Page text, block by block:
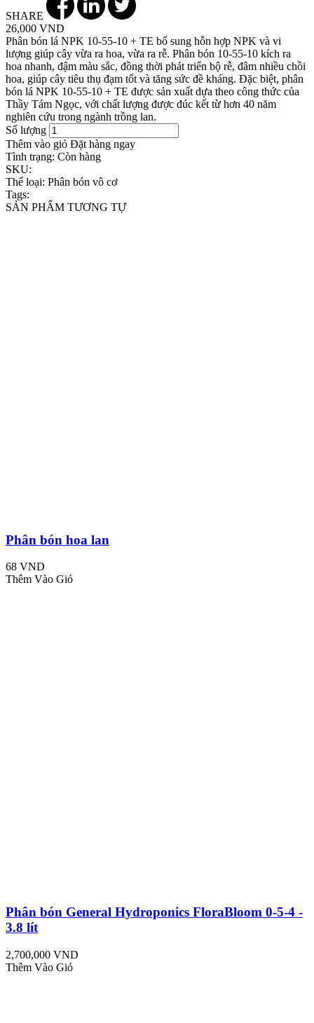
SHARE
26,000 VND
Phân bón lá NPK 10-55-10 + TE bổ sung hỗn hợp NPK và vi
lượng giúp cây vừa ra hoa, vừa ra rễ. Phân bón 10-55-10 kích ra
hoa nhanh, đậm màu sắc, đồng thời phát triển bộ rễ, đâm nhiều chồi
hoa, giúp cây tiêu thụ đạm tốt và tăng sức đề kháng. Đặc biệt, phân
bón lá NPK 10-55-10 + TE được sản xuất dựa theo công thức của
Thầy Tám Ngọc, với chất lượng được đúc kết từ hơn 40 năm
nghiên cứu trong ngành trồng lan.
Số lượng
Thêm vào giỏ Đặt hàng ngay
Tình trạng: Còn hàng
SKU:
Thể loại: Phân bón vô cơ
Tags:
SẢN PHẨM TƯƠNG TỰ
Phân bón hoa lan
68 VND
Thêm Vào Giỏ
Phân bón General Hydroponics FloraBloom 0-5-4 -
3.8 lít
2,700,000 VND
Thêm Vào Giỏ